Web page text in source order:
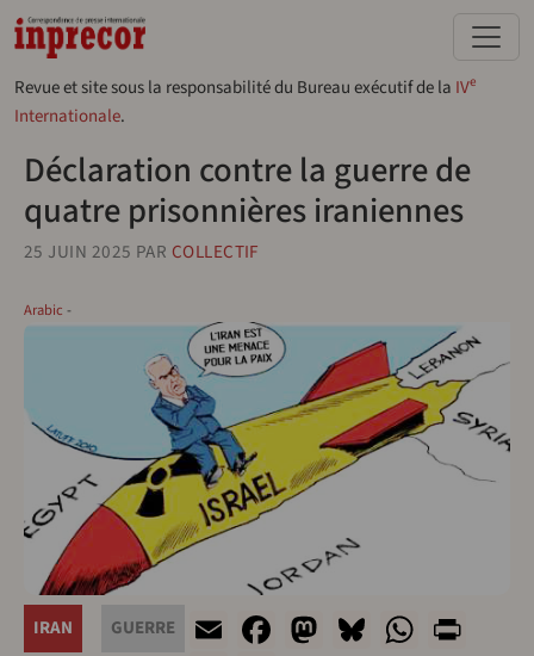
Aller au contenu principal
Revue et site sous la responsabilité du Bureau exécutif de la IVe
Internationale.
Déclaration contre la guerre de
quatre prisonnières iraniennes
25 JUIN 2025 PAR COLLECTIF
Arabic
IRAN GUERRE EmailFacebook
Mastodon
Bluesky